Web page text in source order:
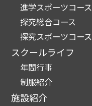
進学スポーツコース
探究総合コース
探究スポーツコース
スクールライフ
年間行事
制服紹介
施設紹介